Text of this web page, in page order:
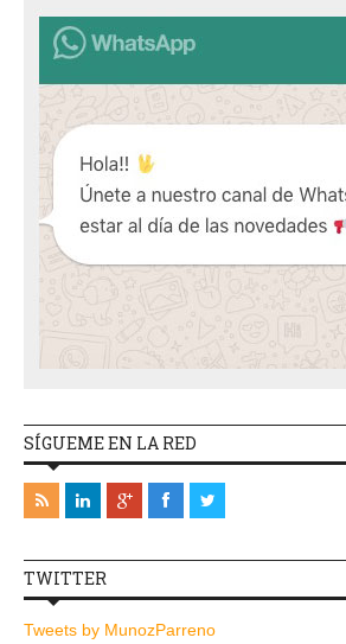
SÍGUEME EN LA RED
TWITTER
Tweets by MunozParreno